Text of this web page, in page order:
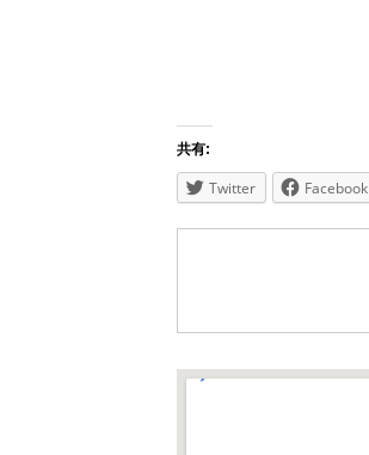
共有:
Twitter Facebook